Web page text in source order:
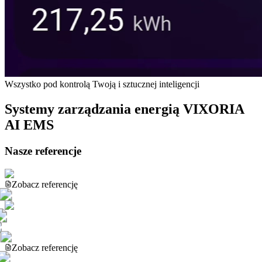
Wszystko pod kontrolą Twoją i sztucznej inteligencji
Systemy zarządzania energią VIXORIA
AI EMS
Nasze referencje
Zobacz referencję
Zobacz referencję